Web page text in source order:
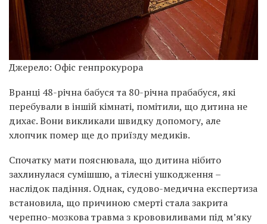
Джерело: Офіс генпрокурора
Вранці 48-річна бабуся та 80-річна прабабуся, які
перебували в іншій кімнаті, помітили, що дитина не
дихає. Вони викликали швидку допомогу, але
хлопчик помер ще до приїзду медиків.
Спочатку мати пояснювала, що дитина нібито
захлинулася сумішшю, а тілесні ушкодження –
наслідок падіння. Однак, судово-медична експертиза
встановила, що причиною смерті стала закрита
черепно-мозкова травма з крововиливами під м’яку